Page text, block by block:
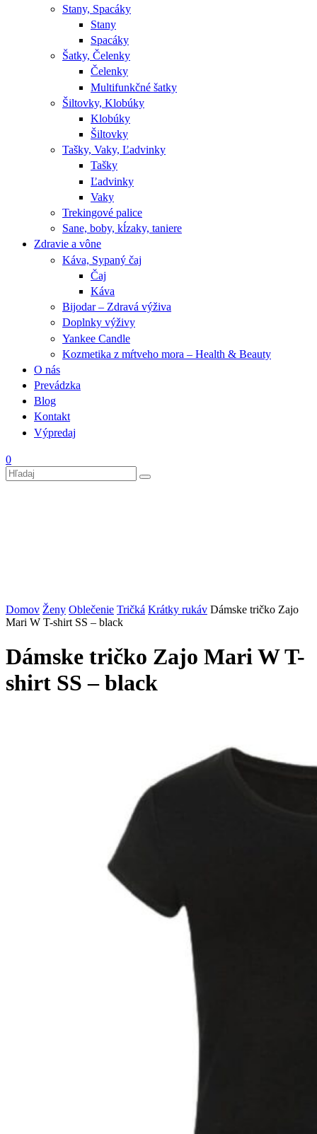
Stany, Spacáky
Stany
Spacáky
Šatky, Čelenky
Čelenky
Multifunkčné šatky
Šiltovky, Klobúky
Klobúky
Šiltovky
Tašky, Vaky, Ľadvinky
Tašky
Ľadvinky
Vaky
Trekingové palice
Sane, boby, kĺzaky, taniere
Zdravie a vône
Káva, Sypaný čaj
Čaj
Káva
Bijodar – Zdravá výživa
Doplnky výživy
Yankee Candle
Kozmetika z mŕtveho mora – Health & Beauty
O nás
Prevádzka
Blog
Kontakt
Výpredaj
0
Domov Ženy Oblečenie Tričká Krátky rukáv Dámske tričko Zajo
Mari W T-shirt SS – black
Dámske tričko Zajo Mari W T-
shirt SS – black